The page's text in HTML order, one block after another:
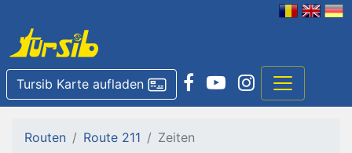
Tursib Karte aufladen
Routen Route 211 Zeiten